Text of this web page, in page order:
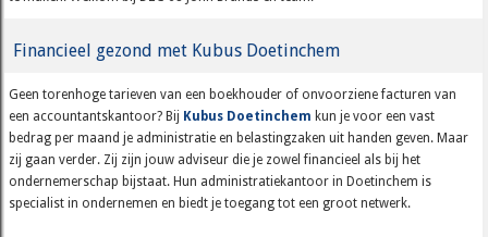
Financieel gezond met Kubus Doetinchem
Geen torenhoge tarieven van een boekhouder of onvoorziene facturen van
een accountantskantoor? Bij Kubus Doetinchem kun je voor een vast
bedrag per maand je administratie en belastingzaken uit handen geven. Maar
zij gaan verder. Zij zijn jouw adviseur die je zowel financieel als bij het
ondernemerschap bijstaat. Hun administratiekantoor in Doetinchem is
specialist in ondernemen en biedt je toegang tot een groot netwerk.